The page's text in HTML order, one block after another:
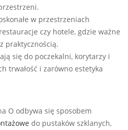
w przestrzeniach
czy hotele, gdzie ważne
praktycznością.
się do poczekalni, korytarzy i
trwałość i zarówno estetyka
O odbywa się sposobem
do pustaków szklanych,